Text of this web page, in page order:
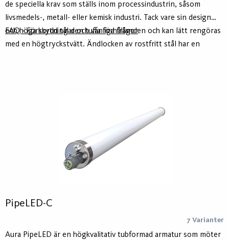
de speciella krav som ställs inom processindustrin, såsom
livsmedels-, metall- eller kemisk industri. Tack vare sin design
och höga skydd tål den tuffa förhållanden och kan lätt rengöras
med en högtryckstvätt. Ändlocken av rostfritt stål har en
FAQ - Förkortningar och vanliga frågor
PipeLED-C
7 Varianter
Aura PipeLED är en högkvalitativ tubformad armatur som möter